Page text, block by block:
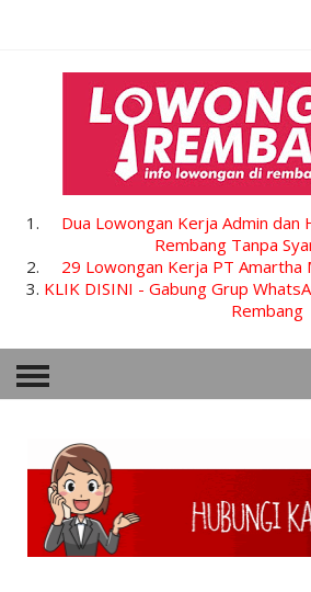
Dua Lowongan Kerja Admin dan
Rembang Tanpa
29 Lowongan Kerja PT Amartha
KLIK DISINI - Gabung Grup
Rembang
HOME
SMP